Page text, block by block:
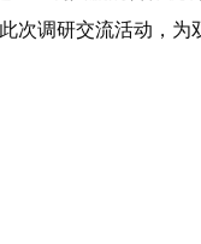
此次调研交流活动，为